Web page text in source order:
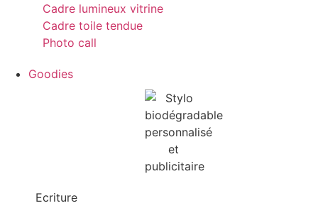
Cadre lumineux vitrine
Cadre toile tendue
Photo call
Goodies
Ecriture